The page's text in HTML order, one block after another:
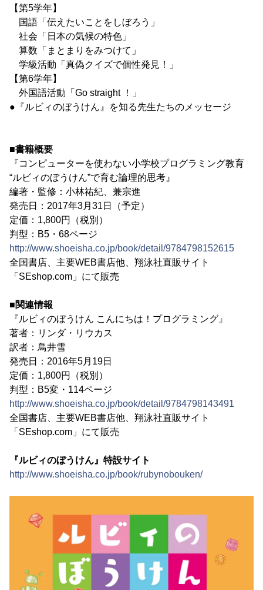
【第5学年】
国語「伝えたいことをしぼろう」
社会「日本の気候の特色」
算数「まとまりをみつけて」
学級活動「真偽クイズで個性発見！」
【第6学年】
外国語活動「Go straight ！」
●『ルビィのぼうけん』を知る先生たちのメッセージ
■書籍概要
『コンピューターを使わない小学校プログラミング教育
“ルビィのぼうけん”で育む論理的思考』
編著・監修：小林祐紀、兼宗進
発売日：2017年3月31日（予定）
定価：1,800円（税別）
判型：B5・68ページ
http://www.shoeisha.co.jp/book/detail/9784798152615
全国書店、主要WEB書店他、翔泳社直販サイト
「SEshop.com」にて販売
■関連情報
『ルビィのぼうけん こんにちは！プログラミング』
著者：リンダ・リウカス
訳者：鳥井雪
発売日：2016年5月19日
定価：1,800円（税別）
判型：B5変・114ページ
http://www.shoeisha.co.jp/book/detail/9784798143491
全国書店、主要WEB書店他、翔泳社直販サイト
「SEshop.com」にて販売
『ルビィのぼうけん』特設サイト
http://www.shoeisha.co.jp/book/rubynobouken/